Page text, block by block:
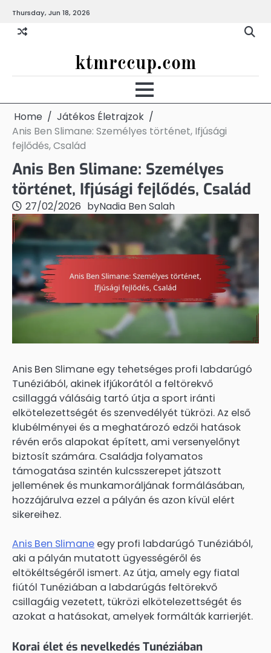
content
Thursday, Jun 18, 2026
ktmrccup.com
Home
Játékos Életrajzok
Anis Ben Slimane: Személyes történet, Ifjúsági
fejlődés, Család
Anis Ben Slimane: Személyes
történet, Ifjúsági fejlődés, Család
27/02/2026 byNadia Ben Salah
Anis Ben Slimane egy tehetséges profi labdarúgó
Tunéziából, akinek ifjúkorától a feltörekvő
csillaggá válásáig tartó útja a sport iránti
elkötelezettségét és szenvedélyét tükrözi. Az első
klubélményei és a meghatározó edzői hatások
révén erős alapokat épített, ami versenyelőnyt
biztosít számára. Családja folyamatos
támogatása szintén kulcsszerepet játszott
jellemének és munkamoráljának formálásában,
hozzájárulva ezzel a pályán és azon kívül elért
sikereihez.
Anis Ben Slimane egy profi labdarúgó Tunéziából,
aki a pályán mutatott ügyességéről és
eltökéltségéről ismert. Az útja, amely egy fiatal
fiútól Tunéziában a labdarúgás feltörekvő
csillagáig vezetett, tükrözi elkötelezettségét és
azokat a hatásokat, amelyek formálták karrierjét.
Korai élet és nevelkedés Tunéziában